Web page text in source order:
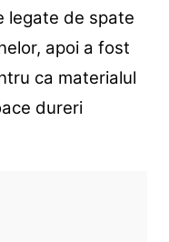
legate de spate
apoi a fost
ca materialul
dureri